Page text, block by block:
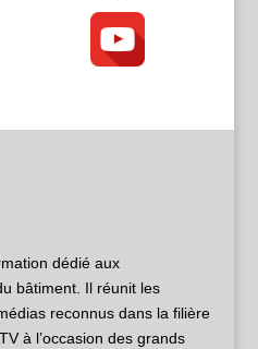
dédié aux
bâtiment. Il réunit les
reconnus dans la filière
à l’occasion des grands